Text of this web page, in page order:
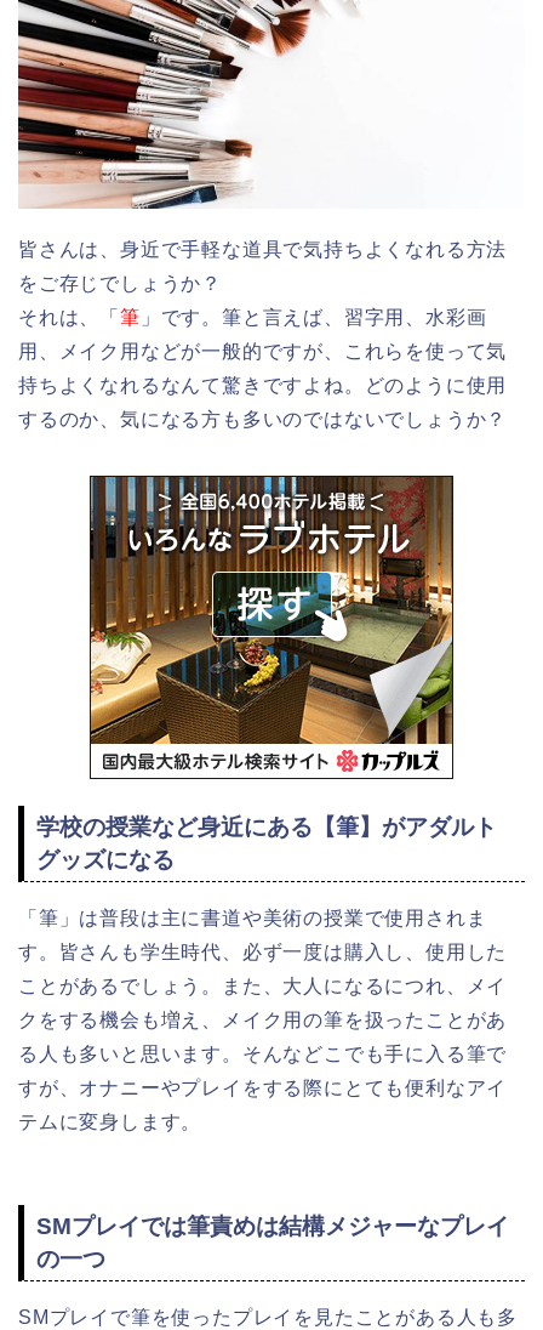
皆さんは、身近で手軽な道具で気持ちよくなれる方法
をご存じでしょうか？
それは、「 筆 」です。筆と言えば、習字用、水彩画
用、メイク用などが一般的ですが、これらを使って気
持ちよくなれるなんて驚きですよね。どのように使用
するのか、気になる方も多いのではないでしょうか？
学校の授業など身近にある【筆】がアダルト
グッズになる
「筆」は普段は主に書道や美術の授業で使用されま
す。皆さんも学生時代、必ず一度は購入し、使用した
ことがあるでしょう。また、大人になるにつれ、メイ
クをする機会も増え、メイク用の筆を扱ったことがあ
る人も多いと思います。そんなどこでも手に入る筆で
すが、オナニーやプレイをする際にとても便利なアイ
テムに変身します。
SMプレイでは筆責めは結構メジャーなプレイ
の一つ
SMプレイで筆を使ったプレイを見たことがある人も多